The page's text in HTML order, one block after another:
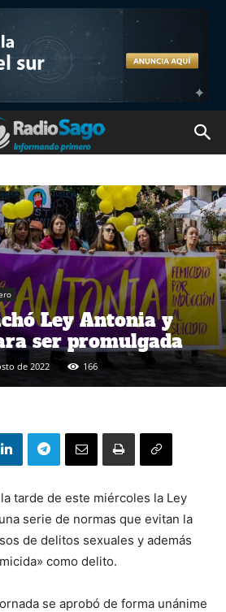
Ley Antonia y
ser promulgada
de 2022 166
tarde de este miércoles la Ley
serie de normas que evitan la
de delitos sexuales y además
como delito.
se aprobó de forma unánime